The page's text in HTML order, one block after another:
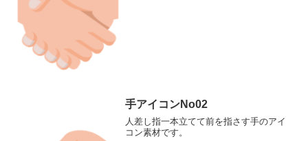
手アイコンNo02
人差し指一本立てて前を指さす手のアイ
コン素材です。